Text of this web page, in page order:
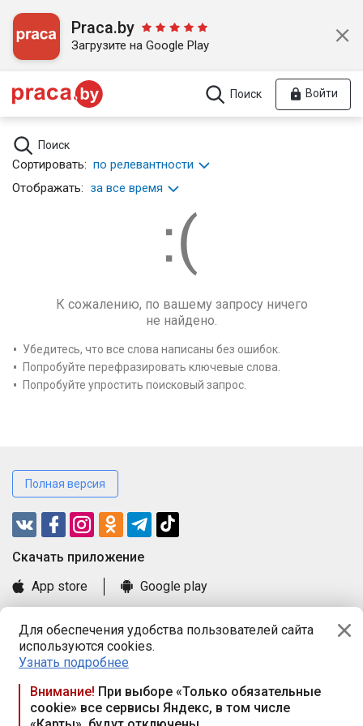
Для обеспечения удобства пользователей сайта
используются cookies.
Узнать подробнее
Внимание! При выборе «Только обязательные
cookie» все сервисы Яндекс, в том числе
Praca.by
Загрузите на Google Play
Поиск Войти
Поиск
Сортировать: по релевантности
Отображать: за все время
К сожалению, по вашему запросу ничего
не найдено.
Убедитесь, что все слова написаны без ошибок.
Попробуйте перефразировать ключевые слова.
Попробуйте упростить поисковый запрос.
Полная версия
Cкачать приложение
App store
Google play
Книга замечаний и предложений
Правила и документы
Praca.by © 2000—2026, ООО «ПРАЦА БАЙ»
Республика Беларусь, 220114, г. Минск, пр-т Независимости
117а, пом. № 9.